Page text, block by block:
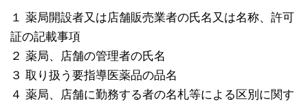
１ 薬局開設者又は店舗販売業者の氏名又は名称、許可
証の記載事項
２ 薬局、店舗の管理者の氏名
３ 取り扱う要指導医薬品の品名
４ 薬局、店舗に勤務する者の名札等による区別に関す